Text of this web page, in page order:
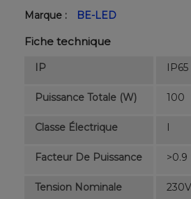
Marque :
BE-LED
Fiche technique
IP IP65
Puissance Totale (W) 100
Classe Électrique I
Facteur De Puissance >0.9
Tension Nominale 230V